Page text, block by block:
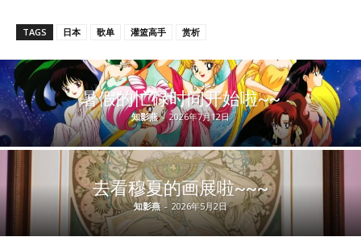
TAGS 日本 歌单 灌篮高手 赏析
暑假的忙碌时间开始啦~~
知影燕 - 2026年7月12日
去看穆夏的画展啦~~~
知影燕 - 2026年5月2日